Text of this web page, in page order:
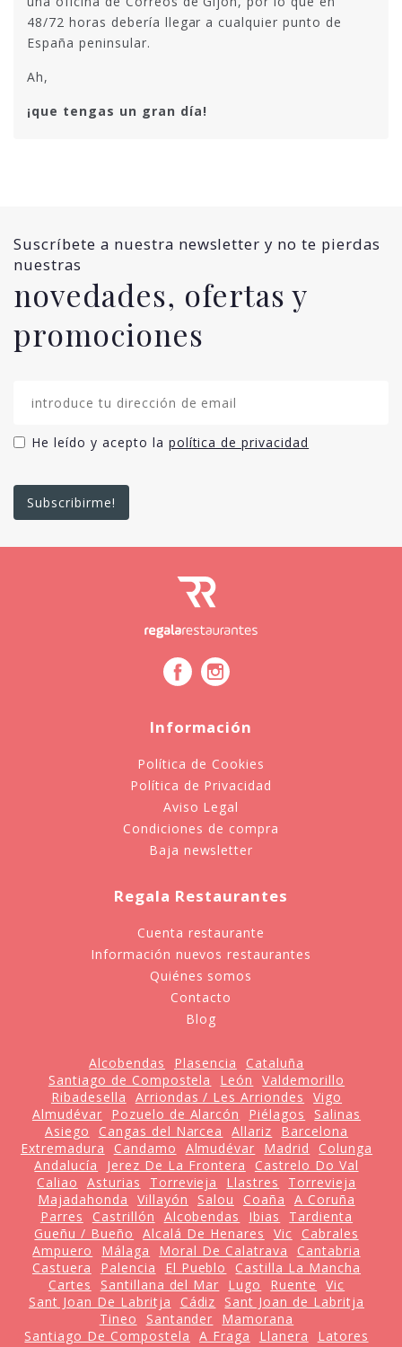
48/72 horas debería llegar a cualquier punto de
España peninsular.
Ah,
¡que tengas un gran día!
Suscríbete a nuestra newsletter y no te pierdas
nuestras
novedades, ofertas y
promociones
He leído y acepto la política de privacidad
Información
Política de Cookies
Política de Privacidad
Aviso Legal
Condiciones de compra
Baja newsletter
Regala Restaurantes
Cuenta restaurante
Información nuevos restaurantes
Quiénes somos
Contacto
Blog
Alcobendas Plasencia
Cataluña
Santiago de Compostela
León
Valdemorillo
Ribadesella
Arriondas / Les Arriondes
Vigo
Almudévar
Pozuelo de Alarcón Piélagos
Salinas
Asiego
Cangas del Narcea Allariz
Barcelona
Extremadura
Candamo Almudévar Madrid
Colunga
Andalucía
Jerez De La Frontera
Castrelo Do Val
Caliao
Asturias Torrevieja Llastres
Torrevieja
Majadahonda
Villayón Salou Coaña
A Coruña
Parres
Castrillón Alcobendas Ibias
Tardienta
Gueñu / Bueño
Alcalá De Henares Vic
Cabrales
Ampuero
Málaga Moral De Calatrava
Cantabria
Castuera
Palencia El Pueblo
Castilla La Mancha
Cartes
Santillana del Mar Lugo Ruente
Vic
Sant Joan De Labritja
Cádiz
Sant Joan de Labritja
Tineo
Santander
Mamorana
Santiago De Compostela
A Fraga Llanera
Latores